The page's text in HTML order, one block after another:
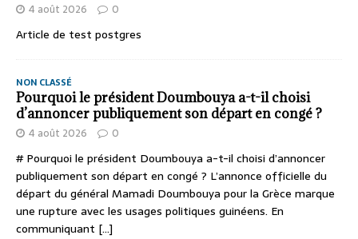
4 août 2026 0
Article de test postgres
NON CLASSÉ
Pourquoi le président Doumbouya a-t-il choisi
d’annoncer publiquement son départ en congé ?
4 août 2026 0
# Pourquoi le président Doumbouya a-t-il choisi d’annoncer
publiquement son départ en congé ? L’annonce officielle du
départ du général Mamadi Doumbouya pour la Grèce marque
une rupture avec les usages politiques guinéens. En
communiquant [...]